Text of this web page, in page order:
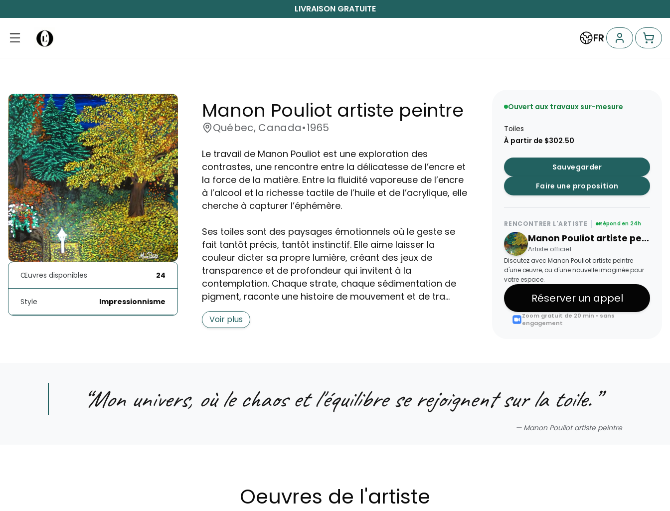
LIVRAISON GRATUITE
FR
Œuvres disponibles 24
Style Impressionnisme
Manon Pouliot artiste peintre
Québec, Canada•1965
Le travail de Manon Pouliot est une exploration des
contrastes, une rencontre entre la délicatesse de l’encre et
la force de la matière. Entre la fluidité vaporeuse de l’encre
à l’alcool et la richesse tactile de l’huile et de l’acrylique, elle
cherche à capturer l’éphémère.
Ses toiles sont des paysages émotionnels où le geste se
fait tantôt précis, tantôt instinctif. Elle aime laisser la
couleur dicter sa propre lumière, créant des jeux de
transparence et de profondeur qui invitent à la
contemplation. Chaque strate, chaque sédimentation de
pigment, raconte une histoire de mouvement et de tra...
Voir plus
Ouvert aux travaux sur-mesure
Toiles
À partir de $302.50
Sauvegarder
Faire une proposition
RENCONTRER L'ARTISTE Répond en 24h
Manon Pouliot artiste peintre
Artiste officiel
Discutez avec Manon Pouliot artiste peintre
d'une œuvre, ou d'une nouvelle imaginée pour
votre espace.
Réserver un appel
Zoom gratuit de 20 min • sans
engagement
Mon univers, où le chaos et l'équilibre se rejoignent sur la toile.”
— Manon Pouliot artiste peintre
Oeuvres de l'artiste